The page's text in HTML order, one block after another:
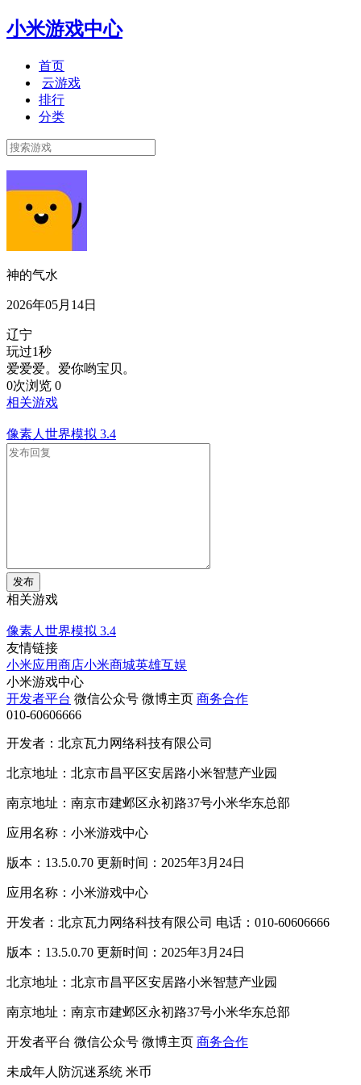
小米游戏中心
首页
云游戏
排行
分类
神的气水
2026年05月14日
辽宁
玩过1秒
爱爱爱。爱你哟宝贝。
0次浏览 0
相关游戏
像素人世界模拟 3.4
发布
相关游戏
像素人世界模拟 3.4
友情链接
小米应用商店小米商城英雄互娱
小米游戏中心
开发者平台 微信公众号 微博主页 商务合作
010-60606666
开发者：北京瓦力网络科技有限公司
北京地址：北京市昌平区安居路小米智慧产业园
南京地址：南京市建邺区永初路37号小米华东总部
应用名称：小米游戏中心
版本：13.5.0.70 更新时间：2025年3月24日
应用名称：小米游戏中心
开发者：北京瓦力网络科技有限公司 电话：010-60606666
版本：13.5.0.70 更新时间：2025年3月24日
北京地址：北京市昌平区安居路小米智慧产业园
南京地址：南京市建邺区永初路37号小米华东总部
开发者平台 微信公众号 微博主页 商务合作
未成年人防沉迷系统 米币